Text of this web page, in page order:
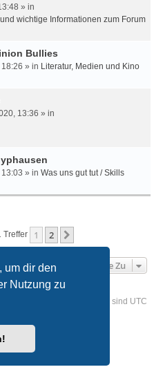
um dir den
Nutzung zu
» in
wichtige Informationen zum Forum
Bullies
» in Literatur, Medien und Kino
13:36 » in
» in Was uns gut tut / Skills
Treffer 1 2
Gehe Zu
Alle Zeiten sind UTC
Limited